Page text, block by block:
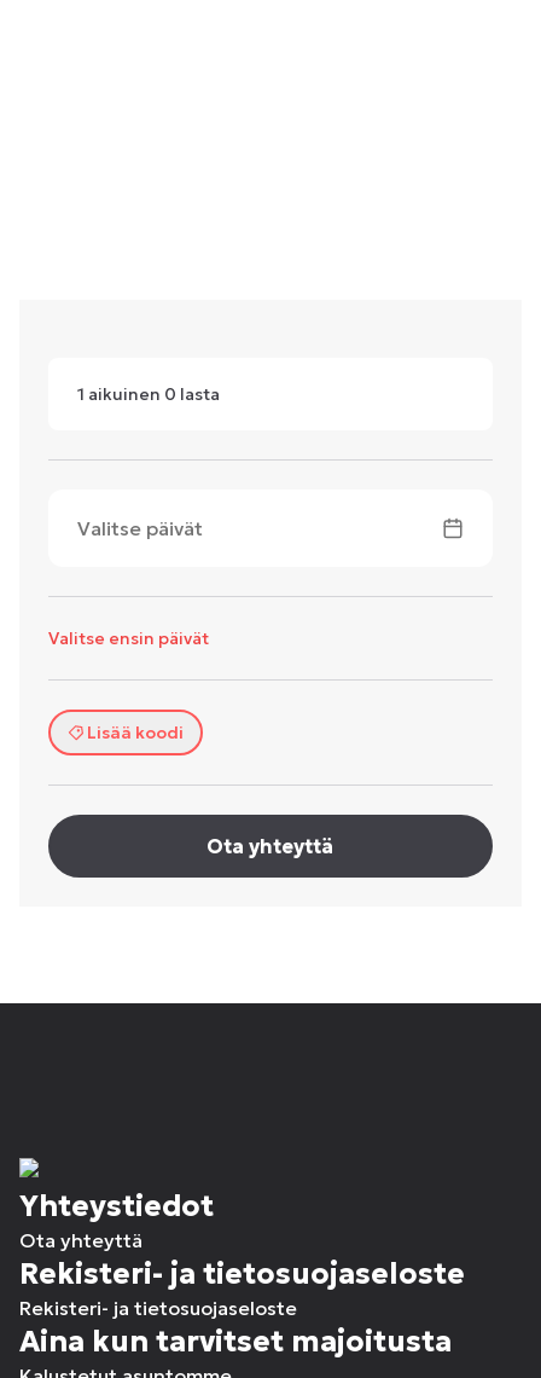
1 aikuinen 0 lasta
Valitse päivät
Valitse ensin päivät
Lisää koodi
Ota yhteyttä
Yhteystiedot
Ota yhteyttä
Rekisteri- ja tietosuojaseloste
Rekisteri- ja tietosuojaseloste
Aina kun tarvitset majoitusta